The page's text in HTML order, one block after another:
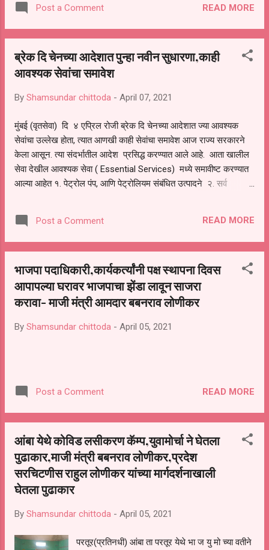
मंत्री बबनराव लोणीकर यांनी म्हटले आहे माजी मंत्री
बबनराव लोणीकर यांनी राज्याचे मुख्यमंत्री उद्धव ठाकरे
म्हटले आहे की मुख्यमंत्र्यांनी विरोधी पक्ष नेते देवेंद्र
फडणवीस यांच्याशी भ्रमणध्वनीवरून संपर्क साधून सहकार्य
शुक्रवारी रात्रीपासून ते सोमवारी सकाळपर्यंत आता
होता मात्र सरकारने कडक निर्बंधांचा नावाखाली लॉक
डाऊन सदस्य निर्बंध घातल्याने हातावर पोट असणाऱ्या ची
पंचायत झाली असून छोटे व्यापारी मजूर कष्टकरी यांना
उपजीविका चालवण्यासाठी पॅकेज उपलब्ध करून द्यावे व ...
Post a Comment READ MORE
ब्रेक दि चेनच्या आदेशात पुन्हा नवीन सुधारणा,काही
आवश्यक सेवांचा समावेश
By Shamsundar chittoda - April 07, 2021
मुंबई (वृतसेवा) दि ४ एप्रिल रोजी ब्रेक दि चेनच्या आदेशात ज्या आवश्यक
सेवांचा उल्लेख होता, त्यात आणखी काही सेवांचा समावेश आज राज्य सरकारने
केला आसून. त्या संदर्भातील आदेश प्रसिद्ध करण्यात आले आहे. आता खालील
सेवा देखील आवश्यक सेवा ( Essential Services) मध्ये समावीष्ट करण्यात
आल्या आहेत १. पेट्रोल पंप, आणि पेट्रोलियम संबंधित उत्पादने २. सर्व
माहिती तंत्रज्ञान सबंधित महत्वाच्या पायाभूत सुविधा आणि सेवा ४. शासकीय व
खासगी सुरक्षा सेवा ५. फळविक्रेते खालील खासगी आस्थापना व कार्यालये
सकाळी ७ ते रात्रो ८ या कालावधीत सुरु ठेवण्यास परवानगी दिली आहे. मात्र
लागेल. जोपर्यंत होत नाही तोपर्यंत दर १५ दिवसांचे कोरोना निगेटिव्ह
आरटीपीसीआर प्रमाणपत्र बाळगावे लागेल. 10 एप्रिलपासून याची
अंमलबजावणी केली जाईल आणि नियम तोडणार्या व्यक्तीकडून १ हजार रुपये दंड
घेण्यात येईल. *ह्या खासगी आस्थापना व कार्...
Post a Comment READ MORE
भाजपा पदाधिकारी,कार्यकर्त्यांनी पक्ष स्थापना दिवस
आपापल्या घरावर भाजपाचा झेंडा लावून साजरा
करावा- माजी मंत्री आमदार बबनराव लोणीकर
By Shamsundar chittoda - April 05, 2021
Post a Comment READ MORE
आंबा येथे कोविड लसीकरण कॅम्प,युवामोर्चा ने घेतला
पुढाकार,माजी मंत्री बबनराव लोणीकर,प्रदेश
सरचिटणीस राहुल लोणीकर यांच्या मार्गदर्शनाखाली
घेतला पुढाकार
By Shamsundar chittoda - April 05, 2021
परतूर(प्रतिनधी) आंबा ता परतूर येथे भा ज यु मो च्या वतीने